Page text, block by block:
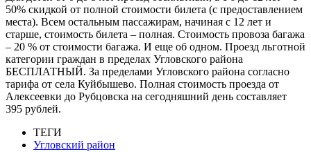
50% скидкой от полной стоимости билета (с предоставлением
места). Всем остальным пассажирам, начиная с 12 лет и
старше, стоимость билета – полная. Стоимость провоза багажа
– 20 % от стоимости багажа. И еще об одном. Проезд льготной
категории граждан в пределах Угловского района
БЕСПЛАТНЫЙ. За пределами Угловского района согласно
тарифа от села Куйбышево. Полная стоимость проезда от
Алексеевки до Рубцовска на сегодняшний день составляет
395 рублей.
ТЕГИ
Угловский район